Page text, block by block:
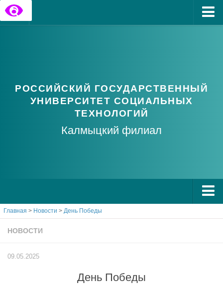
Часто задаваемые вопросы
РОССИЙСКИЙ ГОСУДАРСТВЕННЫЙ
УНИВЕРСИТЕТ СОЦИАЛЬНЫХ
ТЕХНОЛОГИЙ
Калмыцкий филиал
О РГУ СоцТех
Учёный совет
Контакты РГУ СоцТех
Главная > Новости > День Победы
НОВОСТИ
09.05.2025
День Победы